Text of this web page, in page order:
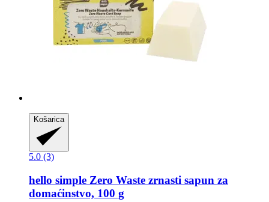
Košarica
5.0 (3)
hello simple Zero Waste zrnasti sapun za
domaćinstvo, 100 g